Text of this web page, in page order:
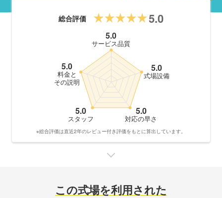
総合評価 5.0
5.0
サービス品質
5.0
式場設備
5.0
対応の早さ
5.0
スタッフ
5.0
料金と
その説明
※総合評価は直近2年のレビュー付き評価をもとに算出しています。
この式場を利用された